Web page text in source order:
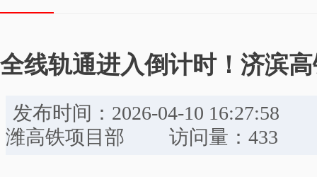
全线轨通进入倒计时！济滨
发布时间：2026-04-10
潍高铁项目部 访问量：433